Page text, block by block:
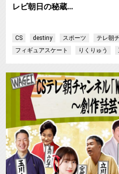
レビ朝日の秘蔵…
CS destiny スポーツ テレ朝
フィギュアスケート
りくりゅう